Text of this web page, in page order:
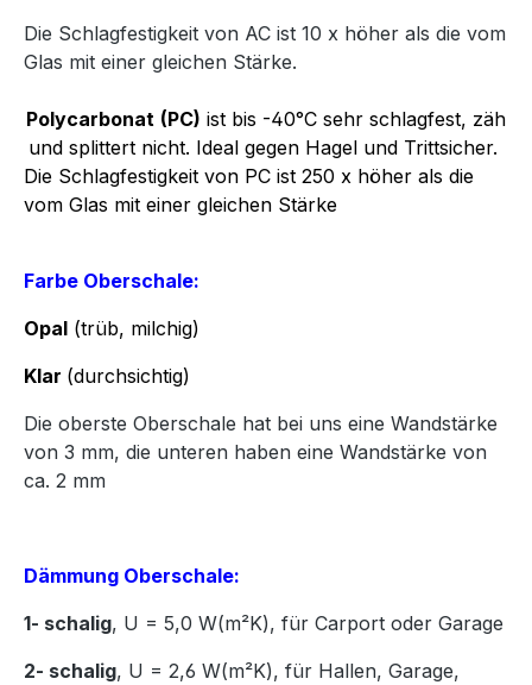
Die Schlagfestigkeit von AC ist 10 x höher als die vom
Glas mit einer gleichen Stärke.
Polycarbonat (PC) ist bis -40°C sehr schlagfest, zäh
und splittert nicht. Ideal gegen Hagel und Trittsicher.
Die Schlagfestigkeit von PC ist 250 x höher als die
vom Glas mit einer gleichen Stärke
Farbe Oberschale:
Opal (trüb, milchig)
Klar (durchsichtig)
Die oberste Oberschale hat bei uns eine Wandstärke
von 3 mm, die unteren haben eine Wandstärke von
ca. 2 mm
Dämmung Oberschale:
1- schalig, U = 5,0 W(m²K), für Carport oder Garage
2- schalig, U = 2,6 W(m²K), für Hallen, Garage,